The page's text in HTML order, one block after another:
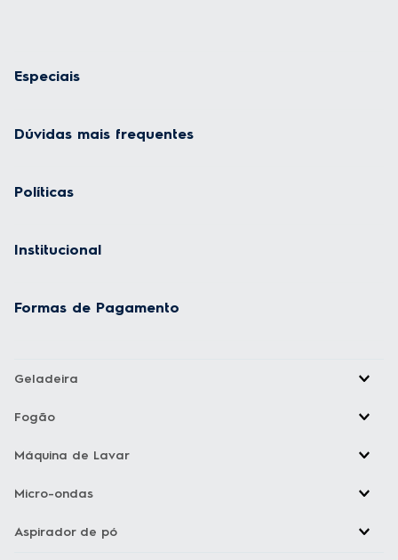
Especiais
Dúvidas mais frequentes
Políticas
Institucional
Formas de Pagamento
Geladeira
Fogão
Máquina de Lavar
Micro-ondas
Aspirador de pó